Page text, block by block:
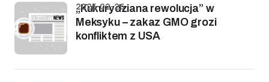
„Kukurydziana rewolucja” w
Meksyku – zakaz GMO grozi
konfliktem z USA
2025-02-26